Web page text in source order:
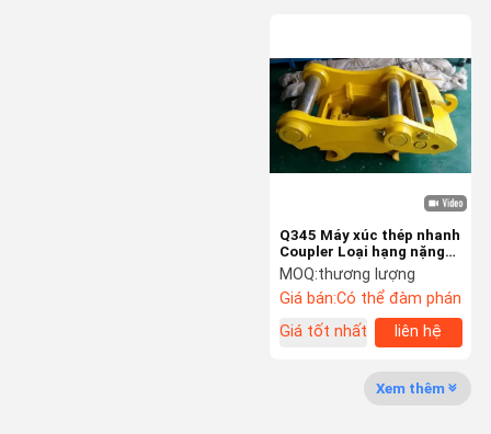
Q345 Máy xúc thép nhanh
Coupler Loại hạng nặng
Giấy chứng nhận BV
MOQ:thương lượng
Giá bán:Có thể đàm phán
Giá tốt nhất
liên hệ
Xem thêm